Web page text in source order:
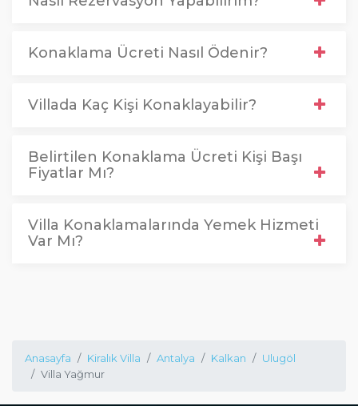
Konaklama Ücreti Nasıl Ödenir?
Villada Kaç Kişi Konaklayabilir?
Belirtilen Konaklama Ücreti Kişi Başı
Fiyatlar Mı?
Villa Konaklamalarında Yemek Hizmeti
Var Mı?
Anasayfa Kiralık Villa Antalya Kalkan
Ulugöl
Villa Yağmur